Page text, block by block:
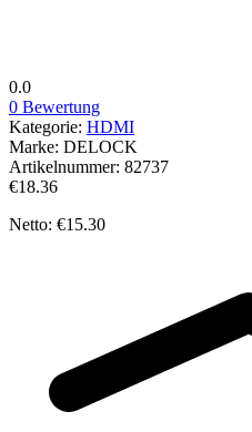
0.0
0 Bewertung
Kategorie: HDMI
Marke: DELOCK
Artikelnummer: 82737
€18.36
Netto: €15.30